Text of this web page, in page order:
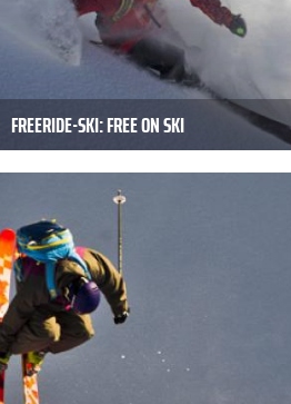
FREERIDE-SKI: FREE ON SKI